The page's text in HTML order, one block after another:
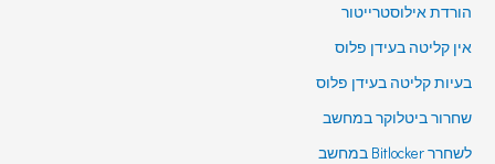
הורדת אילוסטרייטור
אין קליטה בעידן פלוס
בעיות קליטה בעידן פלוס
שחרור ביטלוקר במחשב
לשחרר Bitlocker במחשב